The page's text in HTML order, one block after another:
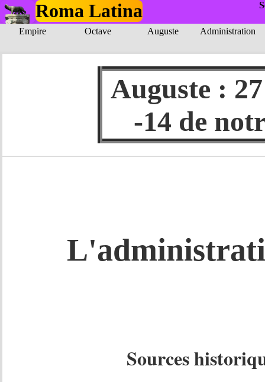
Roma Latina
Empire Octave Auguste Administration
Auguste :
-14 de
Sources